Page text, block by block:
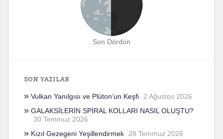
Son Dördün
SON YAZILAR
Vulkan Yanılgısı ve Plüton’un Keşfi
2 Ağustos 2026
GALAKSİLERİN SPİRAL KOLLARI NASIL OLUŞTU?
30 Temmuz 2026
Kızıl Gezegeni Yeşillendirmek
28 Temmuz 2026